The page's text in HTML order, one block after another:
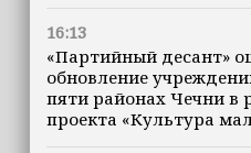
16:13
«Партийный десант»
обновление
пяти районах Чечни в
проекта «Культура